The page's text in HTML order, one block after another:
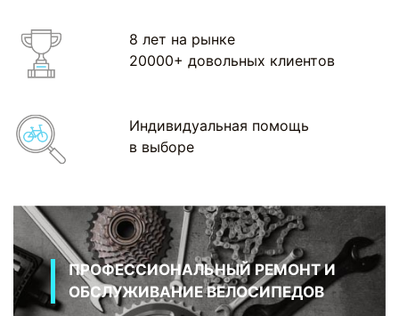
8 лет на рынке
20000+ довольных клиентов
Индивидуальная помощь
в выборе
ПРОФЕССИОНАЛЬНЫЙ РЕМОНТ И
ОБСЛУЖИВАНИЕ ВЕЛОСИПЕДОВ